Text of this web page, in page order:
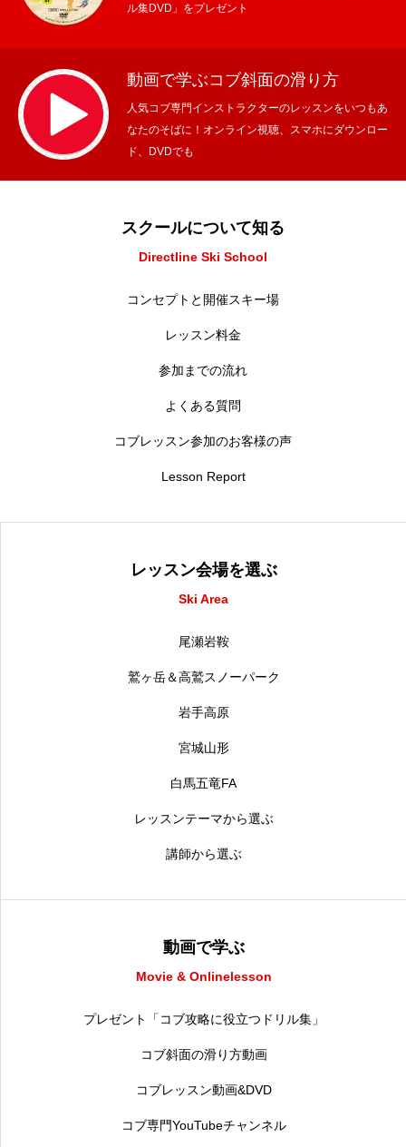
ル集DVD」をプレゼント
動画で学ぶコブ斜面の滑り方
人気コブ専門インストラクターのレッスンをいつもあ
なたのそばに！オンライン視聴、スマホにダウンロー
ド、DVDでも
スクールについて知る
Directline Ski School
コンセプトと開催スキー場
レッスン料金
参加までの流れ
よくある質問
コブレッスン参加のお客様の声
Lesson Report
レッスン会場を選ぶ
Ski Area
尾瀬岩鞍
鷲ヶ岳＆高鷲スノーパーク
岩手高原
宮城山形
白馬五竜FA
レッスンテーマから選ぶ
講師から選ぶ
動画で学ぶ
Movie & Onlinelesson
プレゼント「コブ攻略に役立つドリル集」
コブ斜面の滑り方動画
コブレッスン動画&DVD
コブ専門YouTubeチャンネル